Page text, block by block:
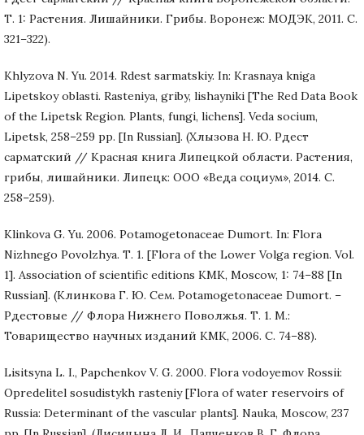
Т. 1: Растения. Лишайники. Грибы. Воронеж: МОДЭК, 2011. С.
321–322).
Khlyzova N. Yu. 2014. Rdest sarmatskiy. In: Krasnaya kniga
Lipetskoy oblasti. Rasteniya, griby, lishayniki [The Red Data Book
of the Lipetsk Region. Plants, fungi, lichens]. Veda socium,
Lipetsk, 258–259 pp. [In Russian]. (Хлызова Н. Ю. Рдест
сарматский // Красная книга Липецкой области. Растения,
грибы, лишайники. Липецк: ООО «Веда социум», 2014. С.
258–259).
Klinkova G. Yu. 2006. Potamogetonaceae Dumort. In: Flora
Nizhnego Povolzhya. Т. 1. [Flora of the Lower Volga region. Vol.
1]. Association of scientific editions KMK, Moscow, 1: 74–88 [In
Russian]. (Клинкова Г. Ю. Сем. Potamogetonaceae Dumort. –
Рдестовые // Флора Нижнего Поволжья. Т. 1. М.:
Товарищество научных изданий КМК, 2006. С. 74–88).
Lisitsyna L. I., Papchenkov V. G. 2000. Flora vodoyemov Rossii:
Opredelitel sosudistykh rasteniy [Flora of water reservoirs of
Russia: Determinant of the vascular plants]. Nauka, Moscow, 237